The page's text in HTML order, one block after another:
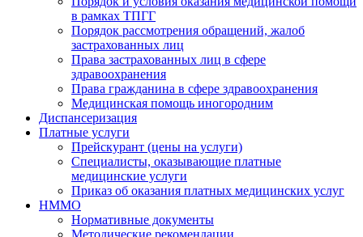
в рамках ТПГГ
Порядок рассмотрения обращений, жалоб
застрахованных лиц
Права застрахованных лиц в сфере
здравоохранения
Права гражданина в сфере здравоохранения
Медицинская помощь иногородним
Диспансеризация
Платные услуги
Прейскурант (цены на услуги)
Специалисты, оказывающие платные
медицинские услуги
Приказ об оказания платных медицинских услуг
НММО
Нормативные документы
Методические рекомендации